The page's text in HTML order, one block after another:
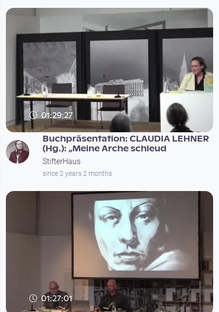
01:29:27
Buchpräsentation: CLAUDIA LEHNER
(Hg.): „Meine Arche schleud
StifterHaus
since 2 years 2 months
01:27:01